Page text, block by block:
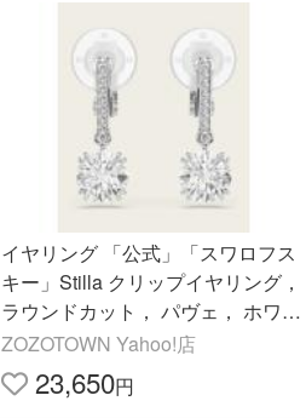
イヤリング 「公式」「スワロフス
キー」Stilla クリップイヤリング，
ラウンドカット， パヴェ， ホワイ
ト， ロジウム・プレーティング レ
ディース メンズ
ZOZOTOWN Yahoo!店
23,650円